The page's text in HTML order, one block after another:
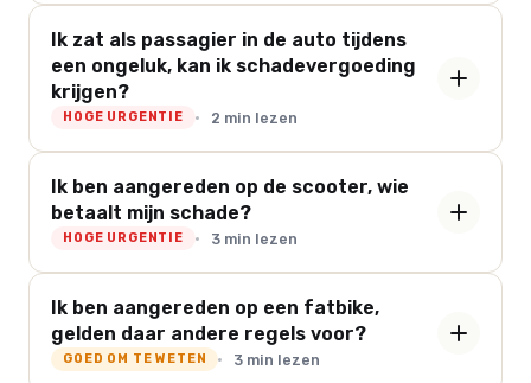
Ik zat als passagier in de auto tijdens
een ongeluk, kan ik schadevergoeding
krijgen?
HOGE URGENTIE 2 min lezen
Ik ben aangereden op de scooter, wie
betaalt mijn schade?
HOGE URGENTIE 3 min lezen
Ik ben aangereden op een fatbike,
gelden daar andere regels voor?
GOED OM TE WETEN 3 min lezen